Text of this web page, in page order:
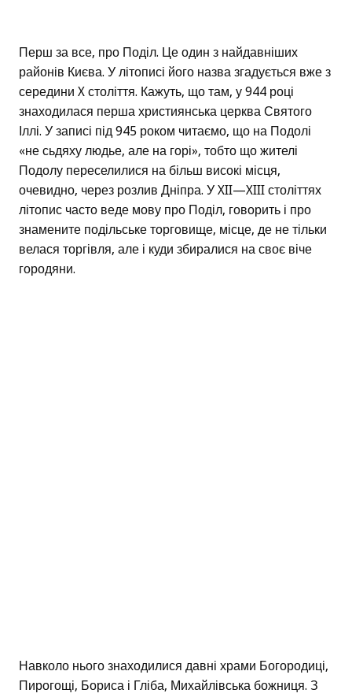
Перш за все, про Поділ. Це один з найдавніших
районів Києва. У літописі його назва згадується вже з
середини X століття. Кажуть, що там, у 944 році
знаходилася перша християнська церква Святого
Іллі. У записі під 945 роком читаємо, що на Подолі
«не сьдяху людье, але на горі», тобто що жителі
Подолу переселилися на більш високі місця,
очевидно, через розлив Дніпра. У XII—XIII століттях
літопис часто веде мову про Поділ, говорить і про
знамените подільське торговище, місце, де не тільки
велася торгівля, але і куди збиралися на своє віче
городяни.
Навколо нього знаходилися давні храми Богородиці,
Пирогощі, Бориса і Гліба, Михайлівська божниця. З